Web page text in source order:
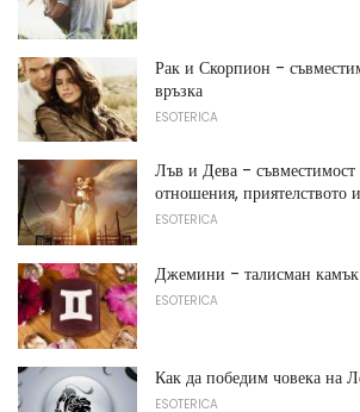
Рак и Скорпион -
връзка
ESOTERICA
Лъв и Дева -
отношения, приятелството
ESOTERICA
Джемини - талисман камък
ESOTERICA
Как да победим човека на
ESOTERICA